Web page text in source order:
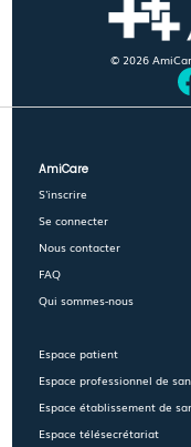
© 2026
AmiCare
S'inscrire
Se connecter
Nous contacter
FAQ
Qui sommes-nous
Espace patient
Espace professionnel de
Espace établissement de
Espace télésecrétariat